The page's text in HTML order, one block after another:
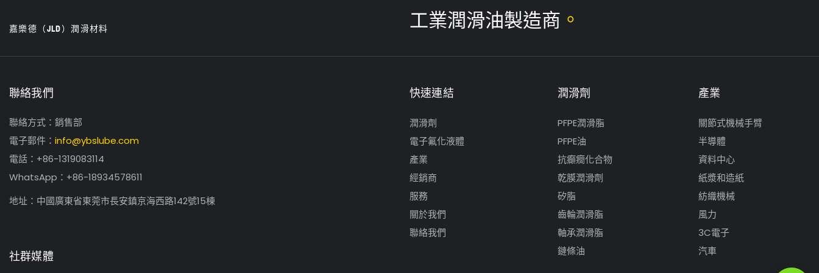
嘉樂德（JLD）潤滑材料 工業潤滑油製造商 。
聯絡我們
聯絡方式：銷售部
電子郵件： info@ybslube.com
電話：+86-1319083114
WhatsApp：+86-18934578611
地址：中國廣東省東莞市長安鎮京海西路142號15棟
社群媒體
快速連結
潤滑劑
電子氟化液體
產業
經銷商
服務
關於我們
聯絡我們
潤滑劑
PFPE潤滑脂
PFPE油
抗癲癇化合物
乾膜潤滑劑
矽脂
齒輪潤滑脂
軸承潤滑脂
鏈條油
產業
關節式機械手臂
半導體
資料中心
紙漿和造紙
紡織機械
風力
3C電子
汽車